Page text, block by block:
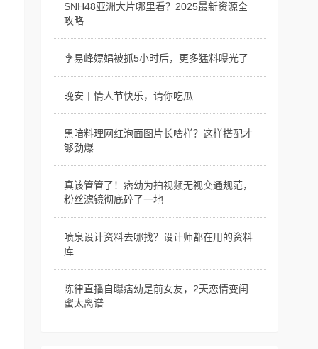
SNH48亚洲大片哪里看？2025最新资源全
攻略
李易峰嫖娼被抓5小时后，更多猛料曝光了
晚安丨情人节快乐，请你吃瓜
黑暗料理网红泡面图片长啥样？这样搭配才
够劲爆
真该管管了！痞幼为拍视频无视交通规范，
粉丝滤镜彻底碎了一地
喷泉设计资料去哪找？设计师都在用的资料
库
陈律直播自曝痞幼是前女友，2天恋情变闺
蜜太离谱